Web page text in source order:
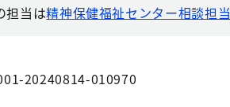
担当は精神保健福祉センター相談担当
20240814-010970